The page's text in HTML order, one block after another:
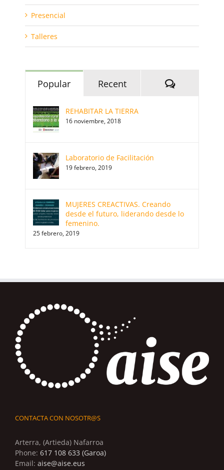
Presencial
Talleres
Popular Recent Comments
REHABITAR LA TIERRA
16 noviembre, 2018
Laboratorio de Facilitación
19 febrero, 2019
MUJERES CREACTIVAS. Creando
desde el futuro, liderando desde lo
femenino.
25 febrero, 2019
CONTACTA CON NOSOTR@S
Arterra, (Artieda) Nafarroa
Phone: 617 108 633 (Garoa)
Email: aise@aise.eus